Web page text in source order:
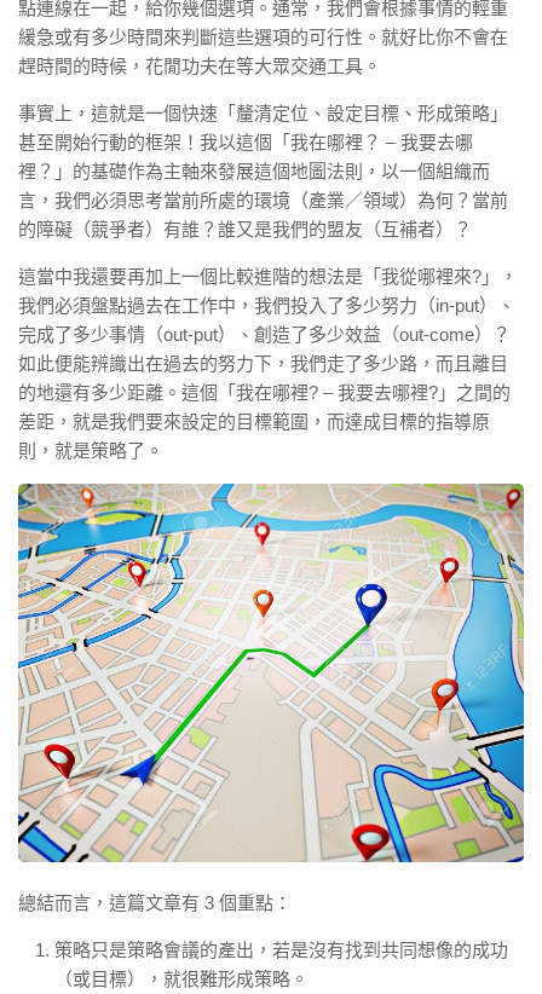
點連線在一起，給你幾個選項。通常，我們會根據事情的輕重
緩急或有多少時間來判斷這些選項的可行性。就好比你不會在
趕時間的時候，花閒功夫在等大眾交通工具。
事實上，這就是一個快速「釐清定位、設定目標、形成策略」
甚至開始行動的框架！我以這個「我在哪裡？ – 我要去哪
裡？」的基礎作為主軸來發展這個地圖法則，以一個組織而
言，我們必須思考當前所處的環境（產業／領域）為何？當前
的障礙（競爭者）有誰？誰又是我們的盟友（互補者）？
這當中我還要再加上一個比較進階的想法是「我從哪裡來?」，
我們必須盤點過去在工作中，我們投入了多少努力（in-put）、
完成了多少事情（out-put）、創造了多少效益（out-come）？
如此便能辨識出在過去的努力下，我們走了多少路，而且離目
的地還有多少距離。這個「我在哪裡? – 我要去哪裡?」之間的
差距，就是我們要來設定的目標範圍，而達成目標的指導原
則，就是策略了。
總結而言，這篇文章有 3 個重點：
策略只是策略會議的產出，若是沒有找到共同想像的成功
（或目標），就很難形成策略。